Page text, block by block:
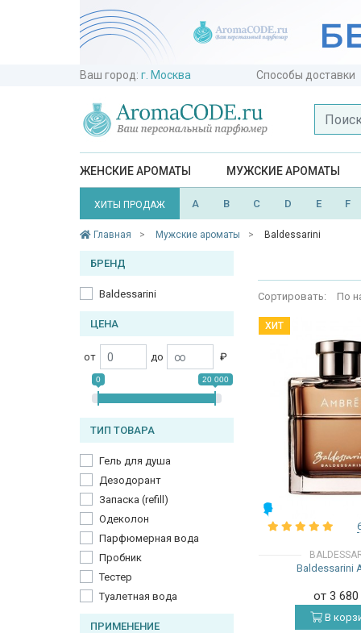
Ваш город: г. Москва Способы доставки
ЖЕНСКИЕ АРОМАТЫ МУЖСКИЕ АРОМАТЫ
ХИТЫ ПРОДАЖ A B C D E F
Главная Мужские ароматы Baldessarini
БРЕНД
Baldessarini
ЦЕНА
от до ₽
0 20 000
ТИП ТОВАРА
Гель для душа
Дезодорант
Запаска (refill)
Одеколон
Парфюмерная вода
Пробник
Тестер
Туалетная вода
ПРИМЕНЕНИЕ
Сортировать: По
ХИТ
Baldessarini
от 3
В